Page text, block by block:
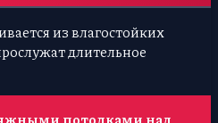
из влагостойких
длительное